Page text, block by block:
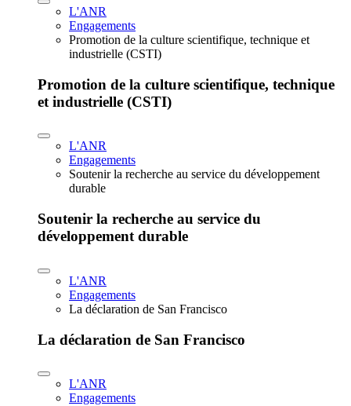
L'ANR
Engagements
Promotion de la culture scientifique, technique et
industrielle (CSTI)
Promotion de la culture scientifique, technique
et industrielle (CSTI)
L'ANR
Engagements
Soutenir la recherche au service du développement
durable
Soutenir la recherche au service du
développement durable
L'ANR
Engagements
La déclaration de San Francisco
La déclaration de San Francisco
L'ANR
Engagements